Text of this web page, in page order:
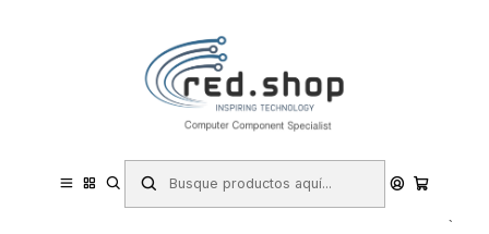
Haga Click Aqui
Papelería y Material de oficina Archivo y Clasificación
Dohe Pack de 50 Subcarpetas de Cartulina de 170gr A4 - Con
Ranura para Fastener - Resistente y Duradera - Ideal para Organizar
Documentos - Color Marr